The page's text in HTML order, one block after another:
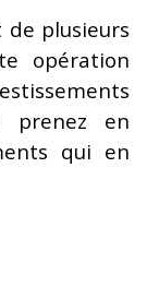
de plusieurs
opération
prenez en
qui en